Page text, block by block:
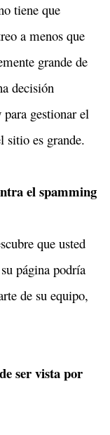
tiene que
a menos que
grande de
decisión
gestionar el
sitio es grande.
el spamming
que usted
página podría
de su equipo,
ser vista por